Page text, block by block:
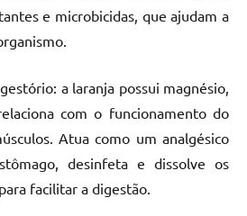
e microbicidas, que ajudam a
a laranja possui magnésio,
com o funcionamento do
Atua como um analgésico
desinfeta e dissolve os
facilitar a digestão.